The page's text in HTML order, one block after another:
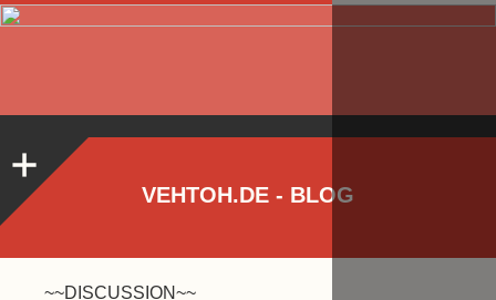
VEHTOH.DE - BLOG
~~DISCUSSION~~